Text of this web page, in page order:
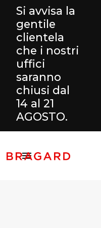
Si avvisa la
gentile
clientela
che i nostri
uffici
saranno
chiusi dal
14 al 21
AGOSTO.
